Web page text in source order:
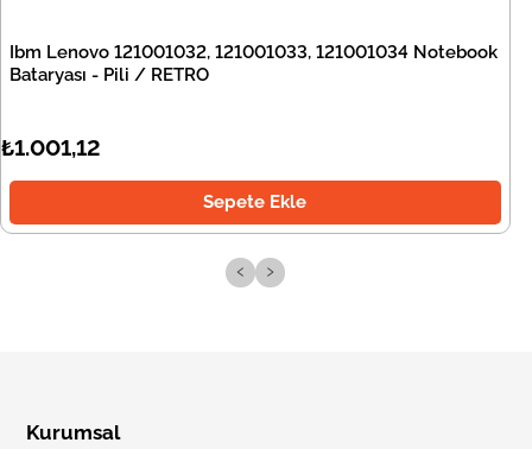
Ibm Lenovo 121001032, 121001033, 121001034 Notebook
Bataryası - Pili / RETRO
₺1.001,12
Sepete Ekle
‹ ›
Kurumsal